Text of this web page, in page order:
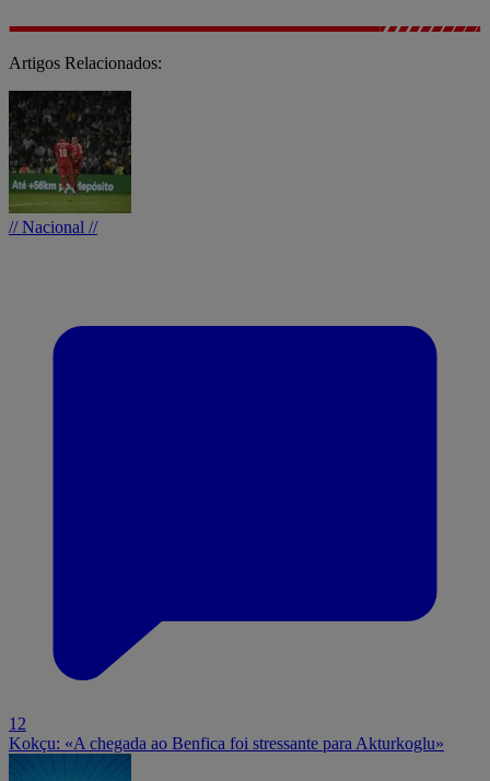
Artigos Relacionados:
// Nacional //
12
Kokçu: «A chegada ao Benfica foi stressante para Akturkoglu»